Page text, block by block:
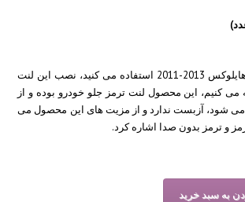
اگر از اتومبیل تویوتا هایلوکس 2013-2011 استفاده می کنید، نصب این لنت
می کنیم، این محصول لنت ترمز جلو خودرو بوده و از
شود، آزبست ندارد و از مزیت های این محصول می
و ترمز بدون صدا اشاره کرد.
به سبد خرید